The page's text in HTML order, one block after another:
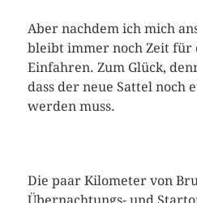
Aber nachdem ich mich
bleibt immer noch Zeit für
Einfahren. Zum Glück,
dass der neue Sattel noch
werden muss.
Die paar Kilometer von